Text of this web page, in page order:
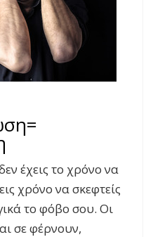
έχεις το χρόνο να
χρόνο να σκεφτείς
το φόβο σου. Οι
σε φέρνουν,